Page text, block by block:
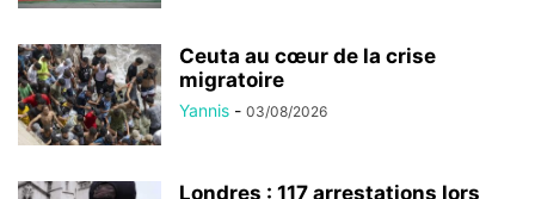
Ceuta au cœur de la crise
migratoire
Yannis - 03/08/2026
Londres : 117 arrestations lors